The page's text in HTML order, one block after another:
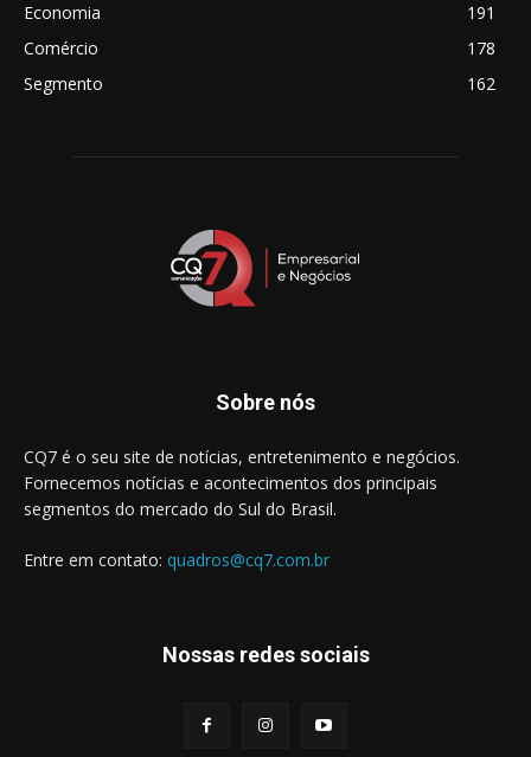
Economia
191
Comércio
178
Segmento
162
Sobre nós
CQ7 é o seu site de notícias, entretenimento e negócios.
Fornecemos notícias e acontecimentos dos principais
segmentos do mercado do Sul do Brasil.
Entre em contato: quadros@cq7.com.br
Nossas redes sociais